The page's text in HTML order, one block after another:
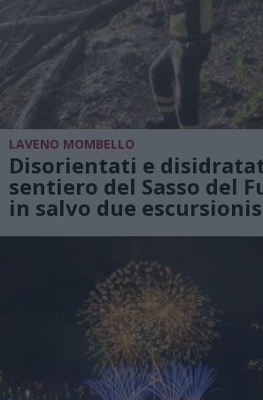
LAVENO MOMBELLO
Disorientati e
sentiero del Sasso del
in salvo due